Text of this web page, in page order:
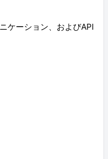
ケーション、およびAPI